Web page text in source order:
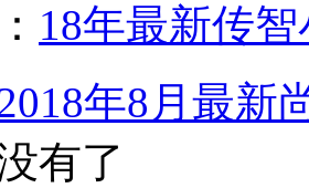
18年最新传
年8月最新
有了